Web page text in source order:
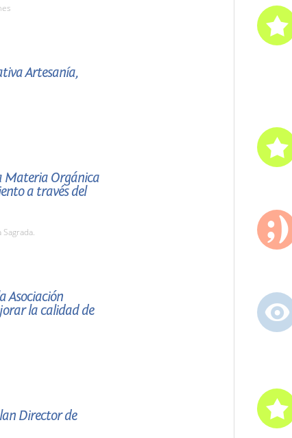
Artesanía,
Materia Orgánica
a través del
Asociación
la calidad de
Director de